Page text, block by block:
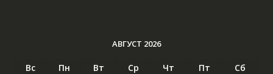
АВГУСТ 2026
Вс Пн Вт Ср Чт Пт
Сб